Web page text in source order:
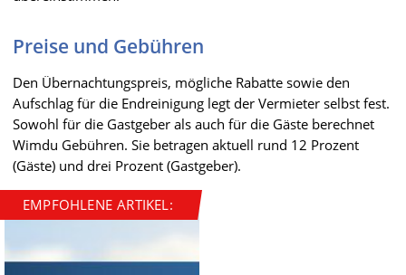
Preise und Gebühren
Den Übernachtungspreis, mögliche Rabatte sowie den
Aufschlag für die Endreinigung legt der Vermieter selbst fest.
Sowohl für die Gastgeber als auch für die Gäste berechnet
Wimdu Gebühren. Sie betragen aktuell rund 12 Prozent
(Gäste) und drei Prozent (Gastgeber).
EMPFOHLENE ARTIKEL: